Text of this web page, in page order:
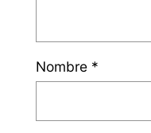
Nombre *